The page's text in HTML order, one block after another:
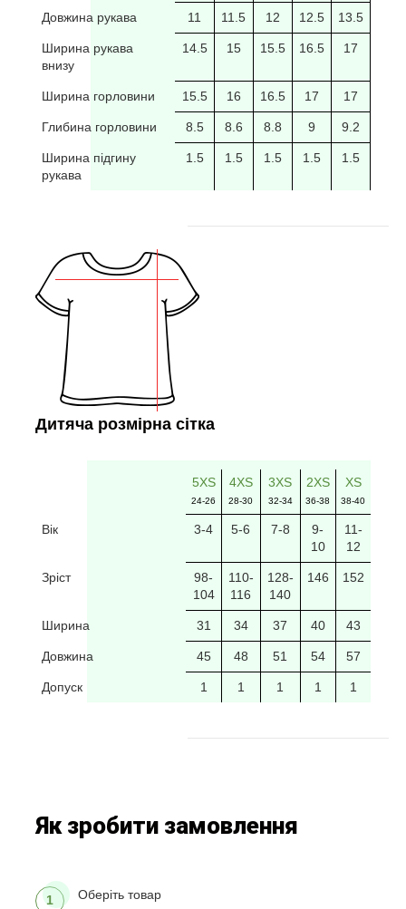
Довжина рукава 11 11.5 12 12.5 13.5
Ширина рукава
внизу
14.5 15 15.5 16.5 17
Ширина горловини 15.5 16 16.5 17 17
Глибина горловини 8.5 8.6 8.8 9 9.2
Ширина підгину
рукава
1.5 1.5 1.5 1.5 1.5
Дитяча розмірна сітка
5XS
24-26
4XS
28-30
3XS
32-34
2XS
36-38
XS
38-40
Вік 3-4 5-6 7-8
9-
10
11-
12
Зріст
98-
104
110-
116
128-
140
146 152
Ширина 31 34 37 40 43
Довжина 45 48 51 54 57
Допуск 1 1 1 1 1
Як зробити замовлення
1 Оберіть товар